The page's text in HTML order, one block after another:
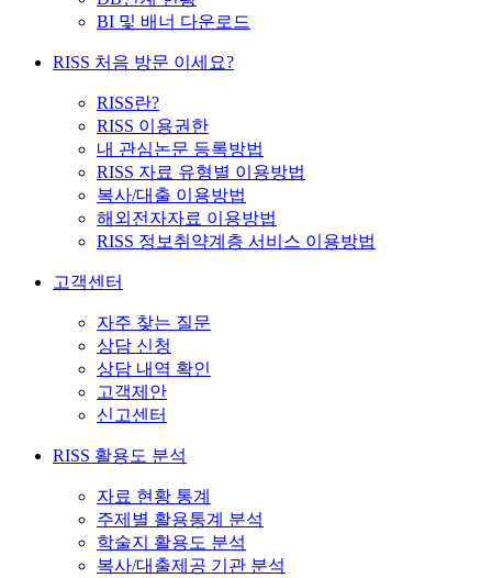
BI 및 배너 다운로드
RISS 처음 방문 이세요?
RISS란?
RISS 이용권한
내 관심논문 등록방법
RISS 자료 유형별 이용방법
복사/대출 이용방법
해외전자자료 이용방법
RISS 정보취약계층 서비스 이용방법
고객센터
자주 찾는 질문
상담 신청
상담 내역 확인
고객제안
신고센터
RISS 활용도 분석
자료 현황 통계
주제별 활용통계 분석
학술지 활용도 분석
복사/대출제공 기관 분석